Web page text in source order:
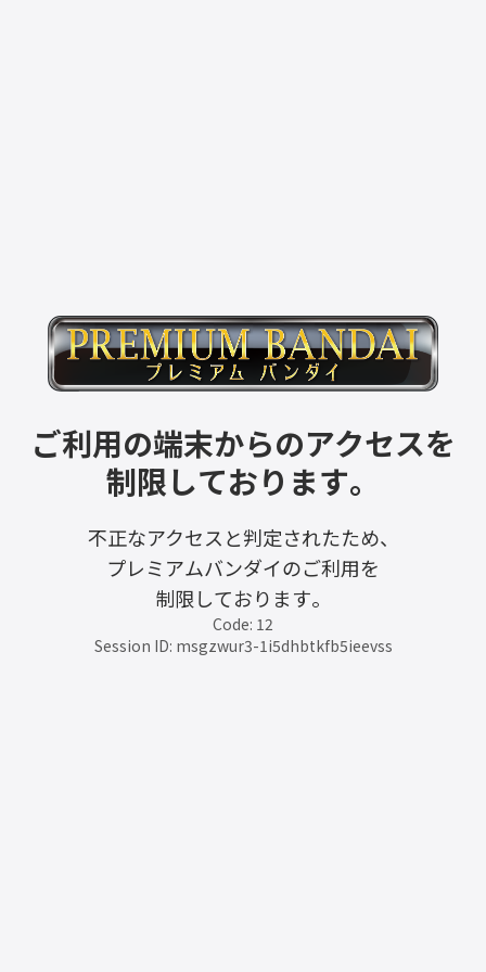
ご利用の端末からのアクセスを
制限しております。
不正なアクセスと判定されたため、
プレミアムバンダイのご利用を
制限しております。
Code: 12
Session ID: msgzwur3-1i5dhbtkfb5ieevss